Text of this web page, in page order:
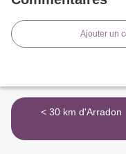
Ajouter un
< 30 km d'Arradon